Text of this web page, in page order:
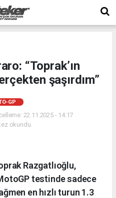
“Toprak’ın
şaşırdım”
GP
22.11.2025 - 14:17
okundu.
Razgatlıoğlu,
testinde sadece
en hızlı turun 1.3